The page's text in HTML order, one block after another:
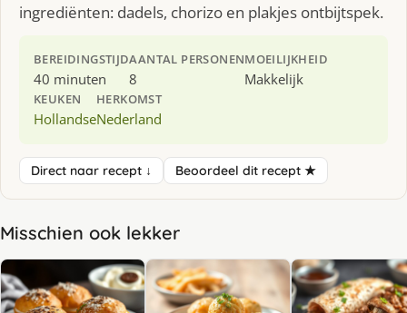
ingrediënten: dadels, chorizo en plakjes ontbijtspek.
BEREIDINGSTIJD
40 minuten
AANTAL PERSONEN
8
MOEILIJKHEID
Makkelijk
KEUKEN
Hollandse
HERKOMST
Nederland
Direct naar recept ↓ Beoordeel dit recept ★
Misschien ook lekker